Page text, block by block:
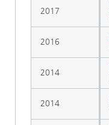
2017
2016
2014
2014